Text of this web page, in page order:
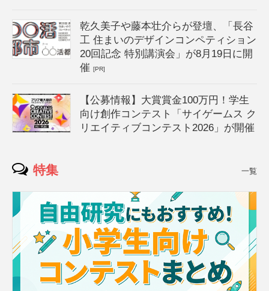
乾久美子や藤本壮介らが登壇、「長谷
工 住まいのデザインコンペティション
20回記念 特別講演会」が8月19日に開
催[PR]
【公募情報】大賞賞金100万円！学生
向け創作コンテスト「サイゲームス ク
リエイティブコンテスト2026」が開催
特集 一覧